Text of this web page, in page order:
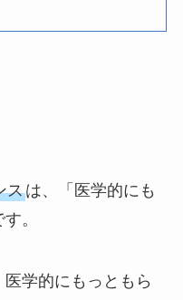
スは、「医学的にも
。
学的にもっともら